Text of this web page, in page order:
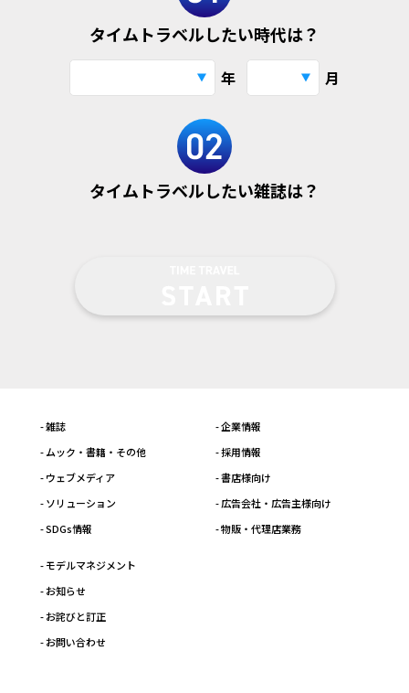
タイムトラベルしたい時代は？
年 月
タイムトラベルしたい雑誌は？
- 雑誌
- ムック・書籍・その他
- ウェブメディア
- ソリューション
- SDGs情報
- 企業情報
- 採用情報
- 書店様向け
- 広告会社・広告主様向け
- 物販・代理店業務
- モデルマネジメント
- お知らせ
- お詫びと訂正
- お問い合わせ